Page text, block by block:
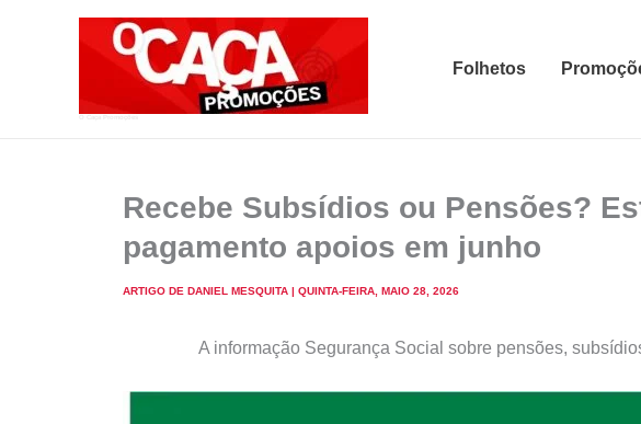
Folhetos
Recebe Subsídios ou Pensões?
pagamento apoios em junho
ARTIGO DE DANIEL MESQUITA | QUINTA-FEIRA, MAIO 28, 2026
A informação Segurança Social sobre pensões,